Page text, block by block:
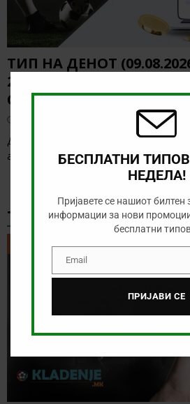
ТИП НА ДЕНОТ
20:00) ВОЈВОДИНА –
СУРДУЛИЦА
Денес има солидна понуда за
анализираме дуелот од српската
ТИКЕТ НА ДЕНОТ
ТИКЕТ НА ДЕНОТ
БЕСПЛАТНИ
НЕДЕЛА!
Пријавете се нашиот билтен
информации за нови
бесплатни
EmailEmail
ПРИЈАВИ СЕ